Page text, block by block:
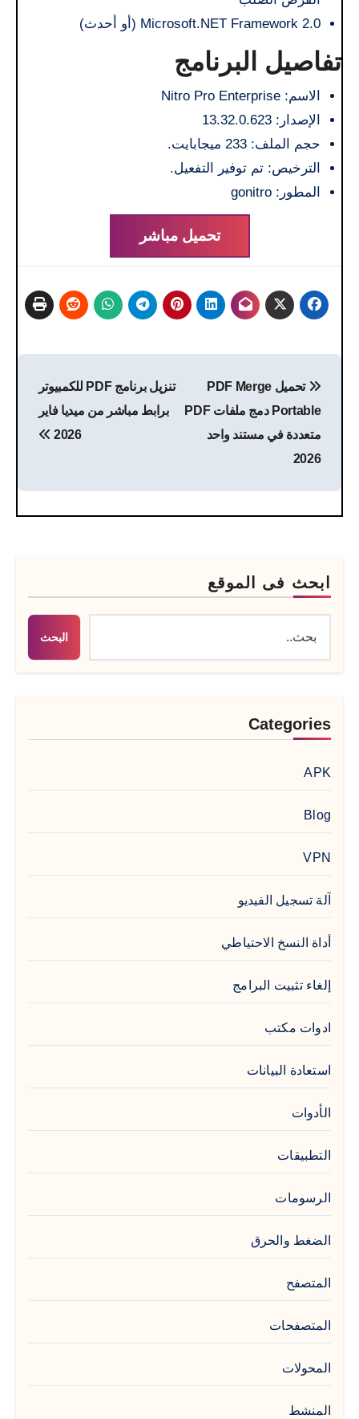
Microsoft.NET Framework 2.0 (أو أحدث)
تفاصيل البرنامج
الاسم: Nitro Pro Enterprise
الإصدار: 13.32.0.623
حجم الملف: 233 ميجابايت.
الترخيص: تم توفير التفعيل.
المطور: gonitro
تحميل مباشر
المقالات
تحميل PDF Merge
Portable دمج ملفات PDF
متعددة في مستند واحد
2026
تنزيل برنامج PDF للكمبيوتر
برابط مباشر من ميديا فاير
2026
ابحث فى الموقع
البحث
Categories
APK
Blog
VPN
آلة تسجيل الفيديو
أداة النسخ الاحتياطي
إلغاء تثبيت البرامج
ادوات مكتب
استعادة البيانات
الأدوات
التطبيقات
الرسومات
الضغط والحرق
المتصفح
المتصفحات
المحولات
المنشط